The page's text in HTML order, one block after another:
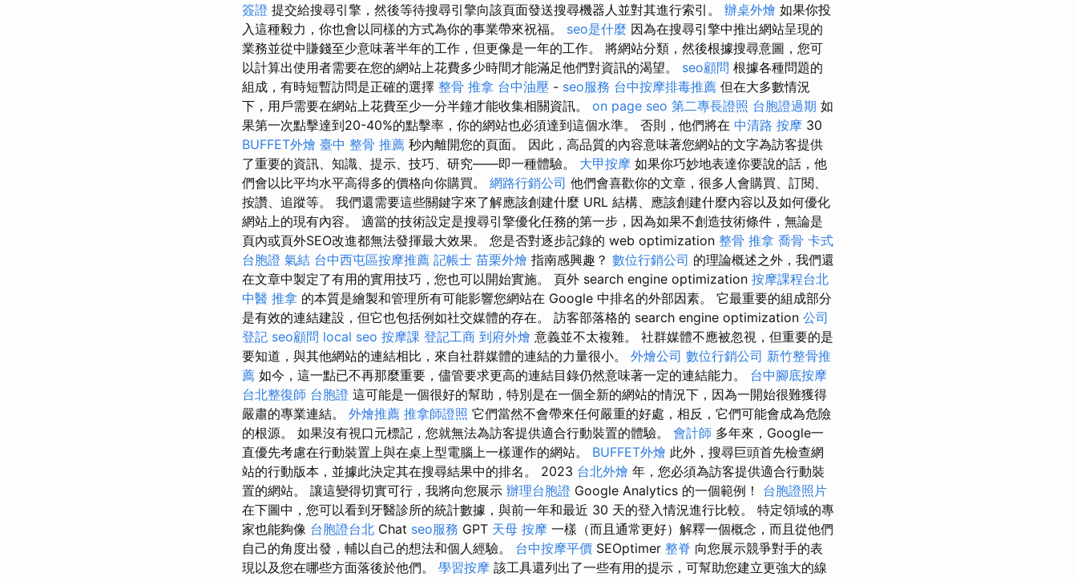
簽證 提交給搜尋引擎，然後等待搜尋引擎向該頁面發送搜尋機器人並對其進行索引。 辦桌外燴 如果你投
入這種毅力，你也會以同樣的方式為你的事業帶來祝福。 seo是什麼 因為在搜尋引擎中推出網站呈現的
業務並從中賺錢至少意味著半年的工作，但更像是一年的工作。 將網站分類，然後根據搜尋意圖，您可
以計算出使用者需要在您的網站上花費多少時間才能滿足他們對資訊的渴望。 seo顧問 根據各種問題的
組成，有時短暫訪問是正確的選擇 整骨 推拿 台中油壓 - seo服務 台中按摩排毒推薦 但在大多數情況
下，用戶需要在網站上花費至少一分半鐘才能收集相關資訊。 on page seo 第二專長證照 台胞證過期 如
果第一次點擊達到20-40%的點擊率，你的網站也必須達到這個水準。 否則，他們將在 中清路 按摩 30
BUFFET外燴 臺中 整骨 推薦 秒內離開您的頁面。 因此，高品質的內容意味著您網站的文字為訪客提供
了重要的資訊、知識、提示、技巧、研究——即一種體驗。 大甲按摩 如果你巧妙地表達你要說的話，他
們會以比平均水平高得多的價格向你購買。 網路行銷公司 他們會喜歡你的文章，很多人會購買、訂閱、
按讚、追蹤等。 我們還需要這些關鍵字來了解應該創建什麼 URL 結構、應該創建什麼內容以及如何優化
網站上的現有內容。 適當的技術設定是搜尋引擎優化任務的第一步，因為如果不創造技術條件，無論是
頁內或頁外SEO改進都無法發揮最大效果。 您是否對逐步記錄的 web optimization 整骨 推拿 喬骨 卡式
台胞證 氣結 台中西屯區按摩推薦 記帳士 苗栗外燴 指南感興趣？ 數位行銷公司 的理論概述之外，我們還
在文章中製定了有用的實用技巧，您也可以開始實施。 頁外 search engine optimization 按摩課程台北
中醫 推拿 的本質是繪製和管理所有可能影響您網站在 Google 中排名的外部因素。 它最重要的組成部分
是有效的連結建設，但它也包括例如社交媒體的存在。 訪客部落格的 search engine optimization 公司
登記 seo顧問 local seo 按摩課 登記工商 到府外燴 意義並不太複雜。 社群媒體不應被忽視，但重要的是
要知道，與其他網站的連結相比，來自社群媒體的連結的力量很小。 外燴公司 數位行銷公司 新竹整骨推
薦 如今，這一點已不再那麼重要，儘管要求更高的連結目錄仍然意味著一定的連結能力。 台中腳底按摩
台北整復師 台胞證 這可能是一個很好的幫助，特別是在一個全新的網站的情況下，因為一開始很難獲得
嚴肅的專業連結。 外燴推薦 推拿師證照 它們當然不會帶來任何嚴重的好處，相反，它們可能會成為危險
的根源。 如果沒有視口元標記，您就無法為訪客提供適合行動裝置的體驗。 會計師 多年來，Google一
直優先考慮在行動裝置上與在桌上型電腦上一樣運作的網站。 BUFFET外燴 此外，搜尋巨頭首先檢查網
站的行動版本，並據此決定其在搜尋結果中的排名。 2023 台北外燴 年，您必須為訪客提供適合行動裝
置的網站。 讓這變得切實可行，我將向您展示 辦理台胞證 Google Analytics 的一個範例！ 台胞證照片
在下圖中，您可以看到牙醫診所的統計數據，與前一年和最近 30 天的登入情況進行比較。 特定領域的專
家也能夠像 台胞證台北 Chat seo服務 GPT 天母 按摩 一樣（而且通常更好）解釋一個概念，而且從他們
自己的角度出發，輔以自己的想法和個人經驗。 台中按摩平價 SEOptimer 整脊 向您展示競爭對手的表
現以及您在哪些方面落後於他們。 學習按摩 該工具還列出了一些有用的提示，可幫助您建立更強大的線